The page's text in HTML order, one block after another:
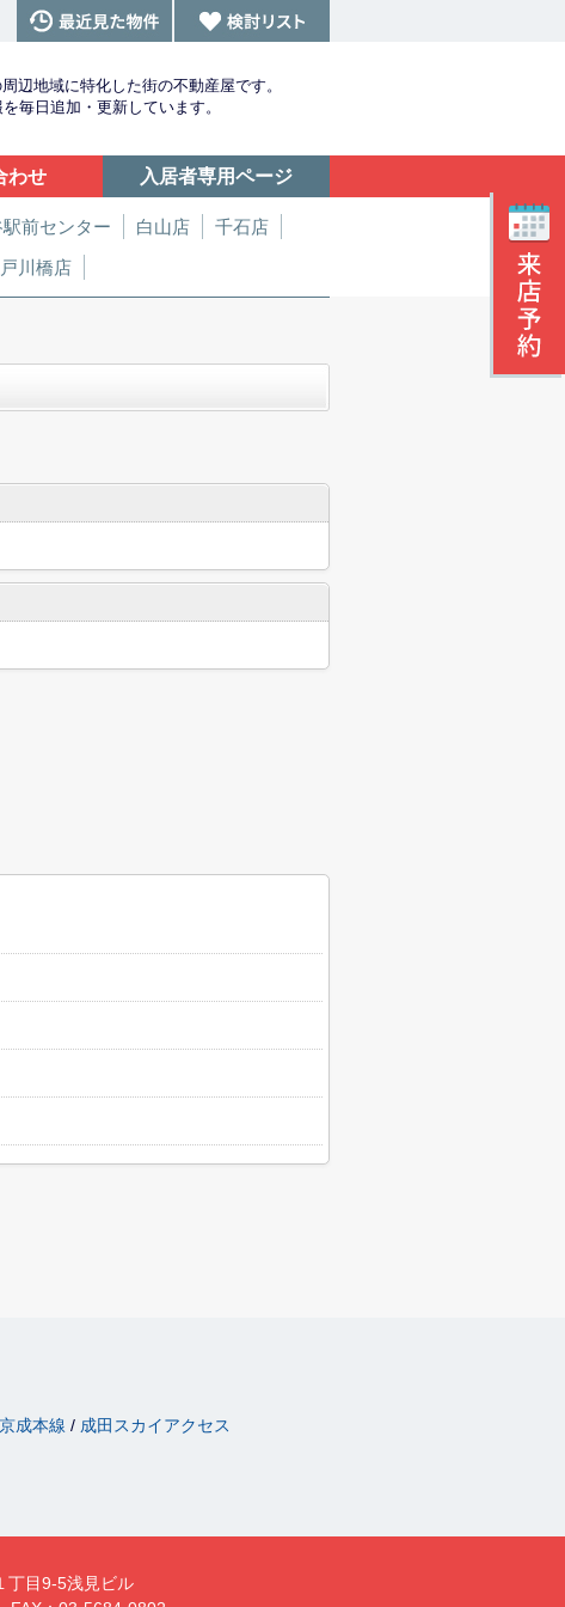
辺地域に特化した街の不動産屋です。
毎日追加・更新しています。
わせ 入居者専用ページ
前センター 白山店
千石店
川橋店
京成本線 成田スカイアクセス
丁目9-5浅見ビル